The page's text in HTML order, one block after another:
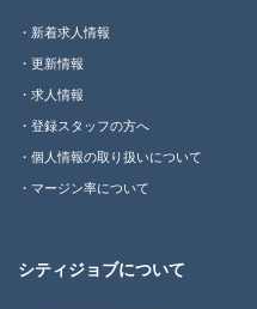
新着求人情報
更新情報
求人情報
登録スタッフの方へ
個人情報の取り扱いについて
マージン率について
シティジョブについて